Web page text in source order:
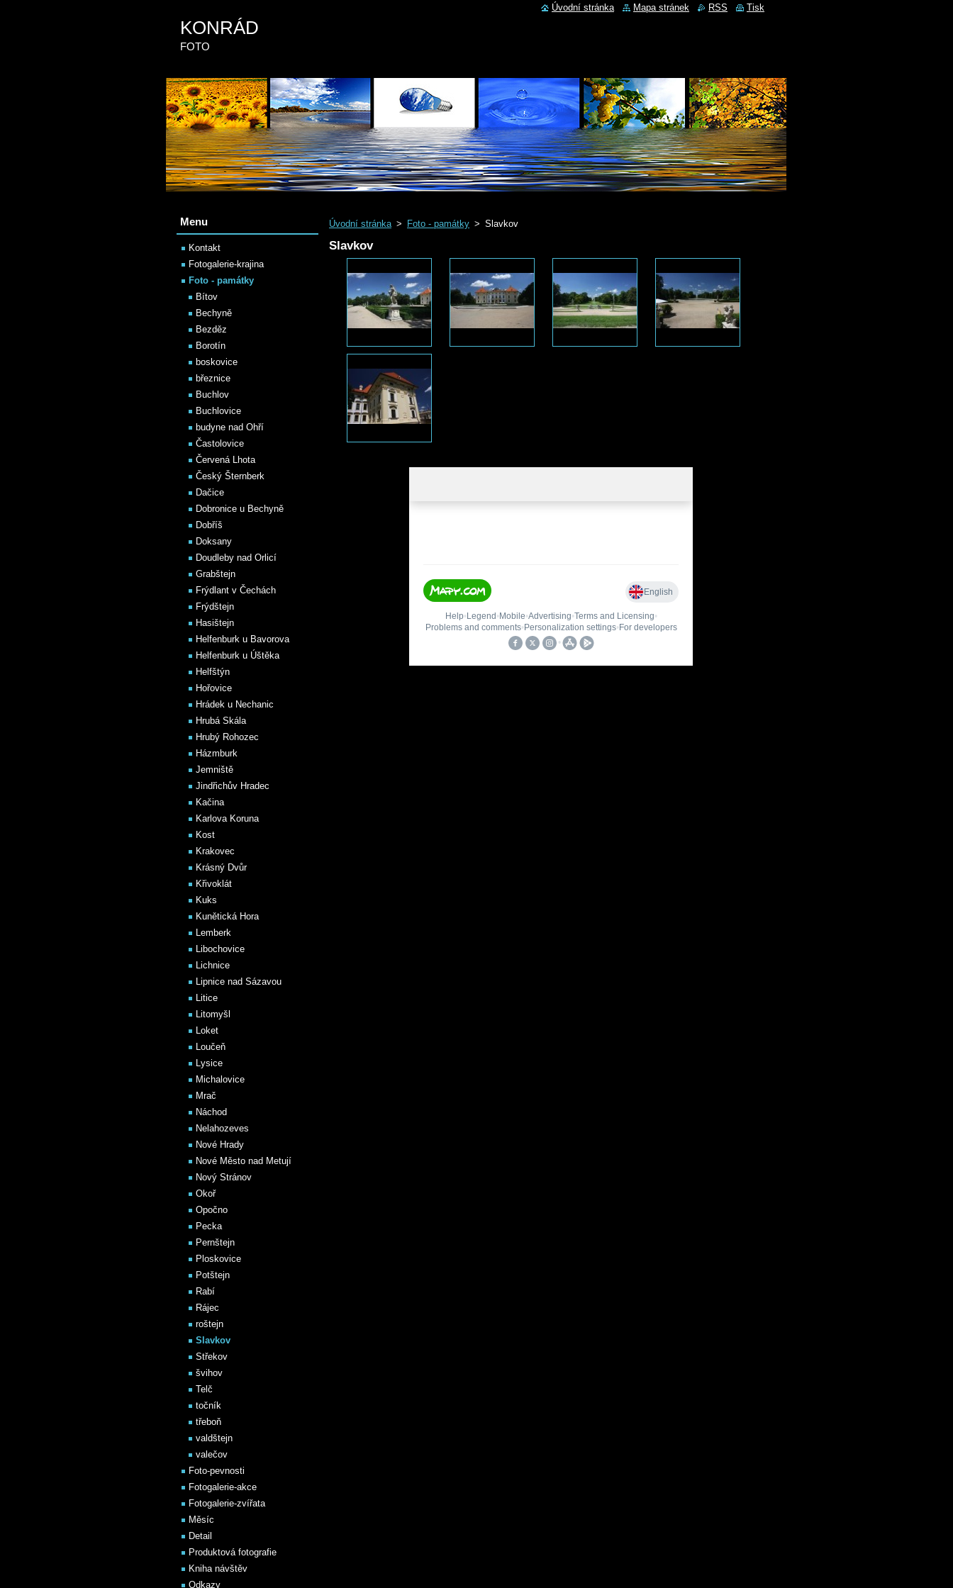
KONRÁD
FOTO
Úvodní stránka > Foto - památky > Slavkov
Slavkov
Menu
Kontakt
Fotogalerie-krajina
Foto - památky
Bítov
Bechyně
Bezděz
Borotín
boskovice
březnice
Buchlov
Buchlovice
budyne nad Ohří
Častolovice
Červená Lhota
Český Šternberk
Dačice
Dobronice u Bechyně
Dobříš
Doksany
Doudleby nad Orlicí
Grabštejn
Frýdlant v Čechách
Frýdštejn
Hasištejn
Helfenburk u Bavorova
Helfenburk u Úštěka
Helfštýn
Hořovice
Hrádek u Nechanic
Hrubá Skála
Hrubý Rohozec
Házmburk
Jemniště
Jindřichův Hradec
Kačina
Karlova Koruna
Kost
Krakovec
Krásný Dvůr
Křivoklát
Kuks
Kunětická Hora
Lemberk
Libochovice
Lichnice
Lipnice nad Sázavou
Litice
Litomyšl
Loket
Loučeň
Lysice
Michalovice
Mrač
Náchod
Nelahozeves
Nové Hrady
Nové Město nad Metují
Nový Stránov
Okoř
Opočno
Pecka
Pernštejn
Ploskovice
Potštejn
Rabí
Rájec
roštejn
Slavkov
Střekov
švihov
Telč
točník
třeboň
valdštejn
valečov
Foto-pevnosti
Fotogalerie-akce
Fotogalerie-zvířata
Měsíc
Detail
Produktová fotografie
Kniha návštěv
Odkazy
Úvodní stránka Mapa stránek RSS Tisk